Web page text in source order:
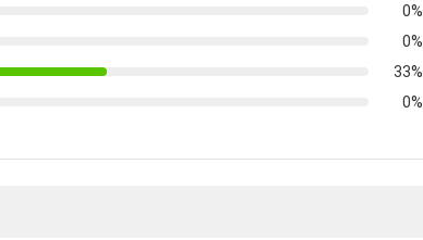
0%
0%
33%
0%